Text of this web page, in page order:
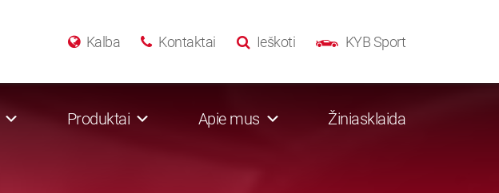
KYB Sport
Ieškoti
Kontaktai
Kalba
Produktai Apie mus Žiniasklaida